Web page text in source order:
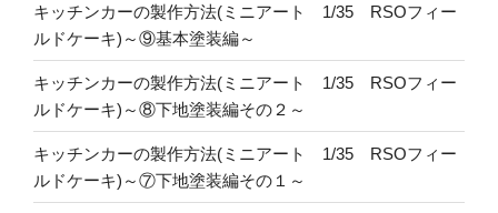
キッチンカーの製作方法(ミニアート 1/35 RSOフィー
ルドケーキ)～⑨基本塗装編～
キッチンカーの製作方法(ミニアート 1/35 RSOフィー
ルドケーキ)～⑧下地塗装編その２～
キッチンカーの製作方法(ミニアート 1/35 RSOフィー
ルドケーキ)～⑦下地塗装編その１～